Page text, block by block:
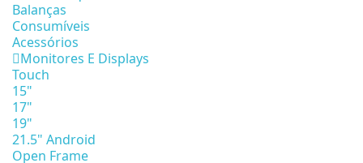
Balanças
Consumíveis
Acessórios
Monitores E Displays
Touch
15"
17"
19"
21.5" Android
Open Frame